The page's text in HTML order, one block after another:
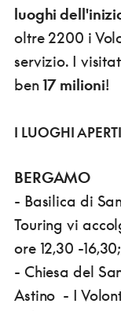
luoghi
oltre 2200 i
servizio. I
ben17 milioni!
I LUOGHI
BERGAMO
- Basilica di
Touring vi
ore 12,30 -
- Chiesa del
Astino - I